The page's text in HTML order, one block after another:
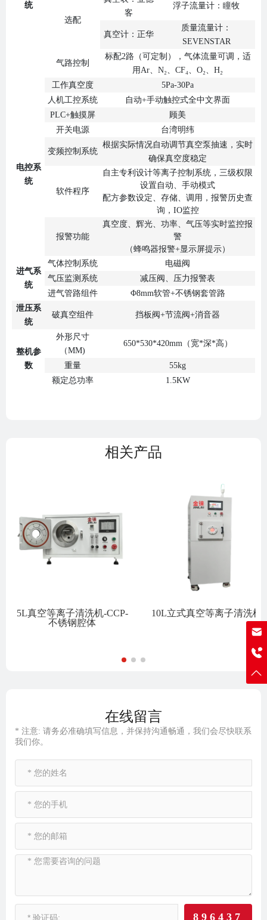
统
选配
客
浮子流量计：瞳牧
真空计：正华
质量流量计：
SEVENSTAR
气路控制
标配2路（可定制），气体流量可调，适
用Ar、N₂、CF₄、O₂、H₂
工作真空度
5Pa-30Pa
电控系
统
人机工控系统
自动+手动触控式全中文界面
PLC+触摸屏
顾美
开关电源
台湾明纬
变频控制系统
根据实际情况自动调节真空泵抽速，实时
确保真空度稳定
软件程序
自主专利设计等离子控制系统，三级权限
设置自动、手动模式
配方参数设定、存储、调用，报警历史查
询，IO监控
报警功能
真空度、辉光、功率、气压等实时监控报
警
（蜂鸣器报警+显示屏提示）
进气系
统
气体控制系统
电磁阀
气压监测系统
减压阀、压力报警表
进气管路组件
Φ8mm软管+不锈钢套管路
泄压系
统
破真空组件 挡板阀+节流阀+消音器
整机参
数
外形尺寸
（MM)
650*530*420mm（宽*深*高）
重量
55kg
额定总功率
1.5KW
相关产品
5L真空等离子清洗机-CCP-
不锈钢腔体
10L立式真空等离子清洗机
在线留言
* 注意: 请务必准确填写信息，并保持沟通畅通，我们会尽快联系
我们你。
896437